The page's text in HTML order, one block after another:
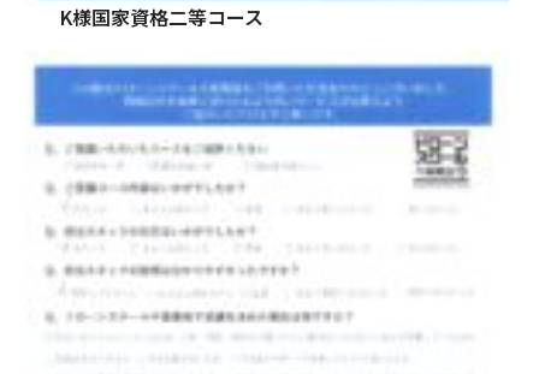
K様国家資格二等コース